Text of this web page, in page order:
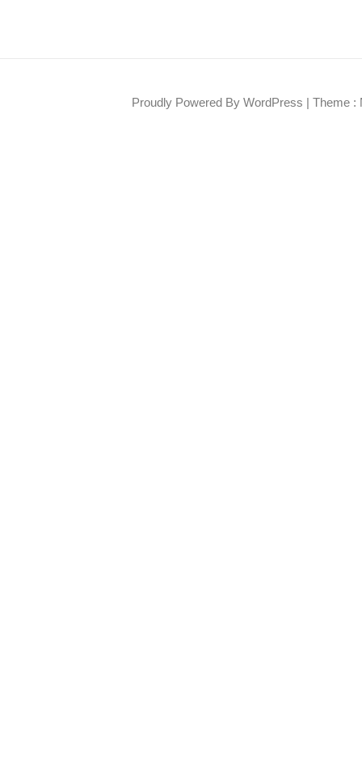
Proudly Powered By WordPress | Theme :